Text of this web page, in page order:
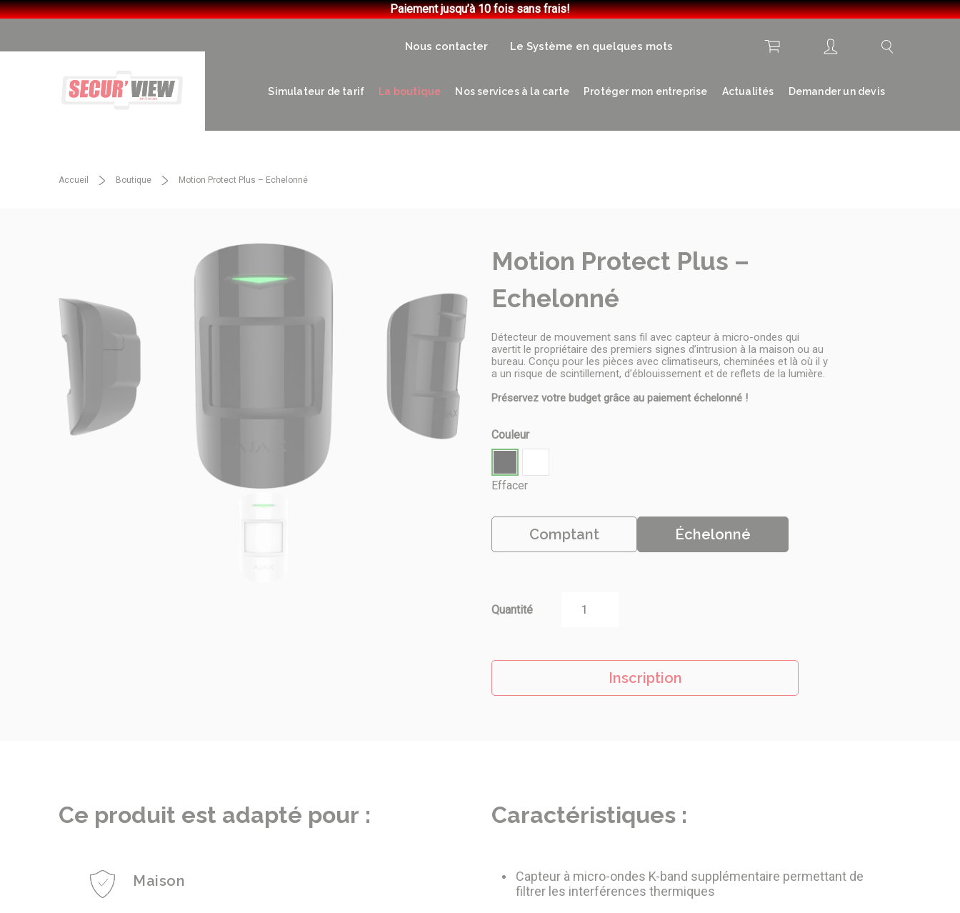
Paiement jusqu’à 10 fois sans frais!
Nous contacter Le Système en quelques mots
Simulateur de tarif La boutique Nos services à la carte Protéger mon entreprise Actualités Demander un devis
Accueil Boutique Motion Protect Plus – Echelonné
Motion Protect Plus –
Echelonné
Détecteur de mouvement sans fil avec capteur à micro-ondes qui
avertit le propriétaire des premiers signes d’intrusion à la maison ou au
bureau. Conçu pour les pièces avec climatiseurs, cheminées et là où il y
a un risque de scintillement, d’éblouissement et de reflets de la lumière.
Préservez votre budget grâce au paiement échelonné !
Couleur
Effacer
Comptant Échelonné
Quantité
Inscription
Ce produit est adapté pour :
Maison
Caractéristiques :
Capteur à micro-ondes K-band supplémentaire permettant de
filtrer les interférences thermiques